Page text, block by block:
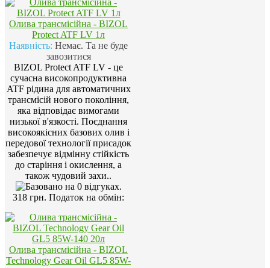
Олива трансмісійна - BIZOL
Protect ATF LV 1л
Наявність: Немає. Та не буде
завозитися
BIZOL Protect ATF LV - це
сучасна високопродуктивна
ATF рідина для автоматичних
трансмісій нового покоління,
яка відповідає вимогами
низької в'язкості. Поєднання
високоякісних базових олив і
передової технології присадок
забезпечує відмінну стійкість
до старіння і окислення, а
також чудовий захи..
318 грн. Податок на обмін:
Олива трансмісійна - BIZOL
Technology Gear Oil GL5 85W-